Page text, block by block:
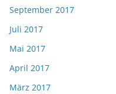
September 2017
Juli 2017
Mai 2017
April 2017
März 2017